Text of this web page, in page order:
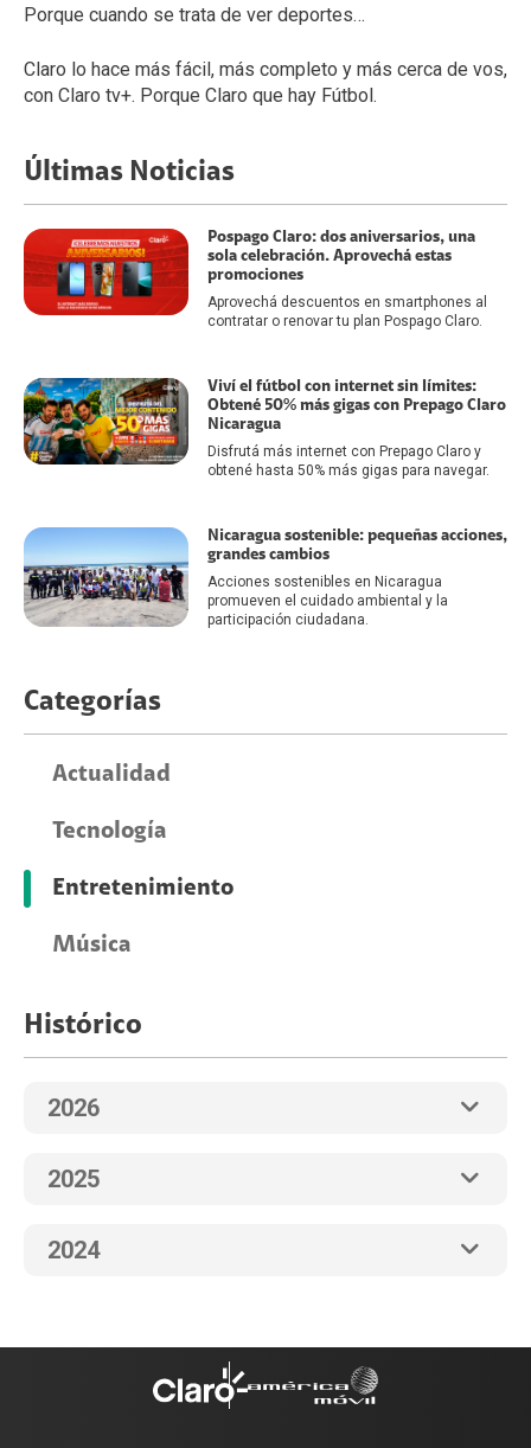
Porque cuando se trata de ver deportes…
Claro lo hace más fácil, más completo y más cerca de vos,
con Claro tv+. Porque Claro que hay Fútbol.
Últimas Noticias
Pospago Claro: dos aniversarios, una
sola celebración. Aprovechá estas
promociones
Aprovechá descuentos en smartphones al
contratar o renovar tu plan Pospago Claro.
Viví el fútbol con internet sin límites:
Obtené 50% más gigas con Prepago Claro
Nicaragua
Disfrutá más internet con Prepago Claro y
obtené hasta 50% más gigas para navegar.
Nicaragua sostenible: pequeñas acciones,
grandes cambios
Acciones sostenibles en Nicaragua
promueven el cuidado ambiental y la
participación ciudadana.
Categorías
Actualidad
Tecnología
Entretenimiento
Música
Histórico
2026
2025
2024